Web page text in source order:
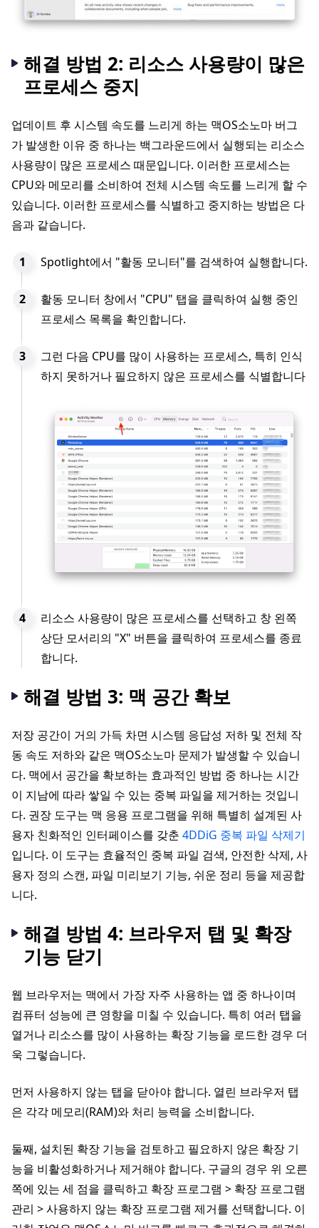
해결 방법 2: 리소스 사용량이 많은
프로세스 중지
업데이트 후 시스템 속도를 느리게 하는 맥OS소노마 버그
가 발생한 이유 중 하나는 백그라운드에서 실행되는 리소스
사용량이 많은 프로세스 때문입니다. 이러한 프로세스는
CPU와 메모리를 소비하여 전체 시스템 속도를 느리게 할 수
있습니다. 이러한 프로세스를 식별하고 중지하는 방법은 다
음과 같습니다.
Spotlight에서 "활동 모니터"를 검색하여 실행합니다.
활동 모니터 창에서 "CPU" 탭을 클릭하여 실행 중인
프로세스 목록을 확인합니다.
그런 다음 CPU를 많이 사용하는 프로세스, 특히 인식
하지 못하거나 필요하지 않은 프로세스를 식별합니다
리소스 사용량이 많은 프로세스를 선택하고 창 왼쪽
상단 모서리의 "X" 버튼을 클릭하여 프로세스를 종료
합니다.
해결 방법 3: 맥 공간 확보
저장 공간이 거의 가득 차면 시스템 응답성 저하 및 전체 작
동 속도 저하와 같은 맥OS소노마 문제가 발생할 수 있습니
다. 맥에서 공간을 확보하는 효과적인 방법 중 하나는 시간
이 지남에 따라 쌓일 수 있는 중복 파일을 제거하는 것입니
다. 권장 도구는 맥 응용 프로그램을 위해 특별히 설계된 사
용자 친화적인 인터페이스를 갖춘 4DDiG 중복 파일 삭제기
입니다. 이 도구는 효율적인 중복 파일 검색, 안전한 삭제, 사
용자 정의 스캔, 파일 미리보기 기능, 쉬운 정리 등을 제공합
니다.
해결 방법 4: 브라우저 탭 및 확장
기능 닫기
웹 브라우저는 맥에서 가장 자주 사용하는 앱 중 하나이며
컴퓨터 성능에 큰 영향을 미칠 수 있습니다. 특히 여러 탭을
열거나 리소스를 많이 사용하는 확장 기능을 로드한 경우 더
욱 그렇습니다.
먼저 사용하지 않는 탭을 닫아야 합니다. 열린 브라우저 탭
은 각각 메모리(RAM)와 처리 능력을 소비합니다.
둘째, 설치된 확장 기능을 검토하고 필요하지 않은 확장 기
능을 비활성화하거나 제거해야 합니다. 구글의 경우 위 오른
쪽에 있는 세 점을 클릭하고 확장 프로그램 > 확장 프로그램
관리 > 사용하지 않는 확장 프로그램 제거를 선택합니다. 이